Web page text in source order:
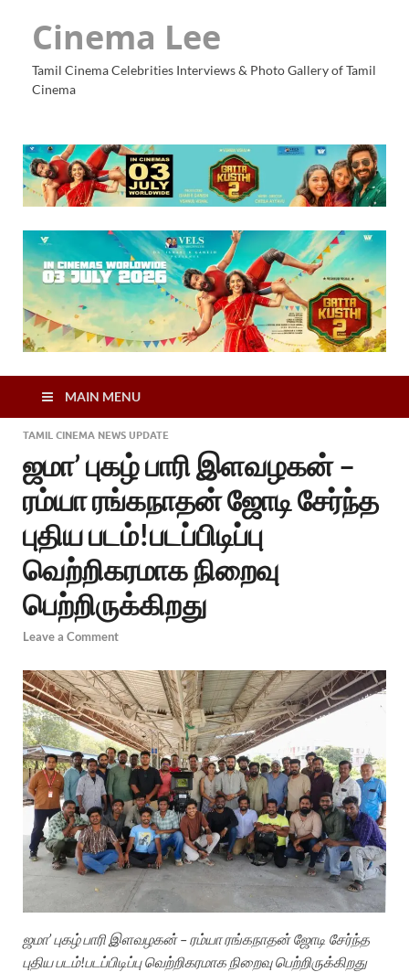
Cinema Lee
Tamil Cinema Celebrities Interviews & Photo Gallery of Tamil
Cinema
MAIN MENU
TAMIL CINEMA NEWS UPDATE
ஜமா’ புகழ் பாரி இளவழகன் –
ரம்யா ரங்கநாதன் ஜோடி சேர்ந்த
புதிய படம்!படப்பிடிப்பு
வெற்றிகரமாக நிறைவு
பெற்றிருக்கிறது
Leave a Comment
ஜமா’ புகழ் பாரி இளவழகன் – ரம்யா ரங்கநாதன் ஜோடி சேர்ந்த
புதிய படம்!படப்பிடிப்பு வெற்றிகரமாக நிறைவு பெற்றிருக்கிறது